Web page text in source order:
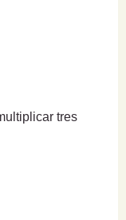
tres